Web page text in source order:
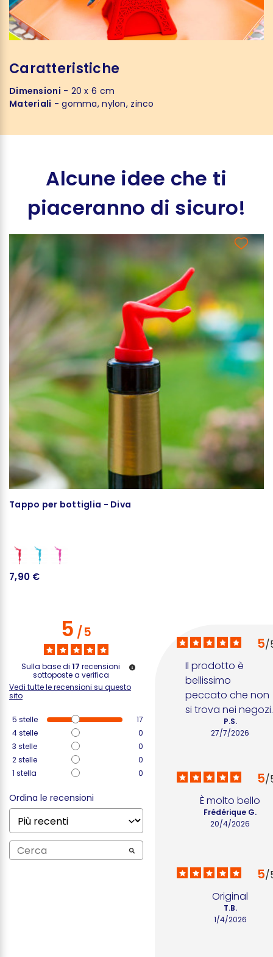
Caratteristiche
Dimensioni - 20 x 6 cm
Materiali - gomma, nylon, zinco
Alcune idee che ti
piaceranno di sicuro!
Tappo per bottiglia - Diva
7,90 €
5/5
Sulla base di 17 recensioni
sottoposte a verifica
Vedi tutte le recensioni su questo
sito
5 stelle
17
4stelle
0
3 stelle
0
2stelle
0
1 stella 0
Ordina le recensioni
5/
Il prodotto è
bellissimo
peccato che non
si trova nei negozi.
27/7/2026
P.S.
5/
È molto bello
20/4/2026
Frédérique G.
5/
Original
1/4/2026
T.B.